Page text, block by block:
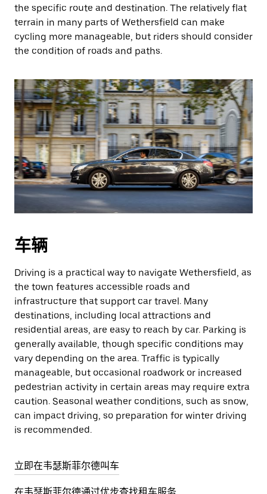
the specific route and destination. The relatively flat
terrain in many parts of Wethersfield can make
cycling more manageable, but riders should consider
the condition of roads and paths.
车辆
Driving is a practical way to navigate Wethersfield, as
the town features accessible roads and
infrastructure that support car travel. Many
destinations, including local attractions and
residential areas, are easy to reach by car. Parking is
generally available, though specific conditions may
vary depending on the area. Traffic is typically
manageable, but occasional roadwork or increased
pedestrian activity in certain areas may require extra
caution. Seasonal weather conditions, such as snow,
can impact driving, so preparation for winter driving
is recommended.
立即在韦瑟斯菲尔德叫车